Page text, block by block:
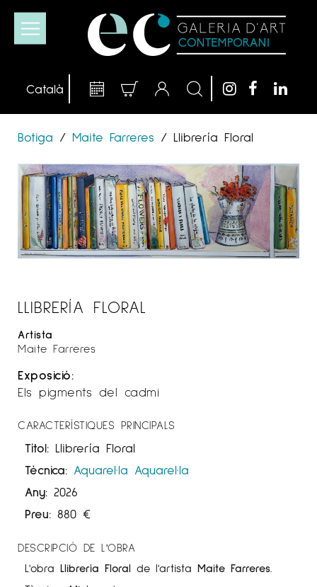
Botiga / Maite Farreres / Llibrería Floral
LLIBRERÍA FLORAL
Artista
Maite Farreres
Exposició:
Els pigments del cadmi
CARACTERÍSTIQUES PRINCIPALS
Títol: Llibrería Floral
Tècnica: Aquarel·la Aquarel·la
Any: 2026
Preu: 880 €
DESCRIPCIÓ DE L'OBRA
L'obra Llibrería Floral de l'artista Maite Farreres.